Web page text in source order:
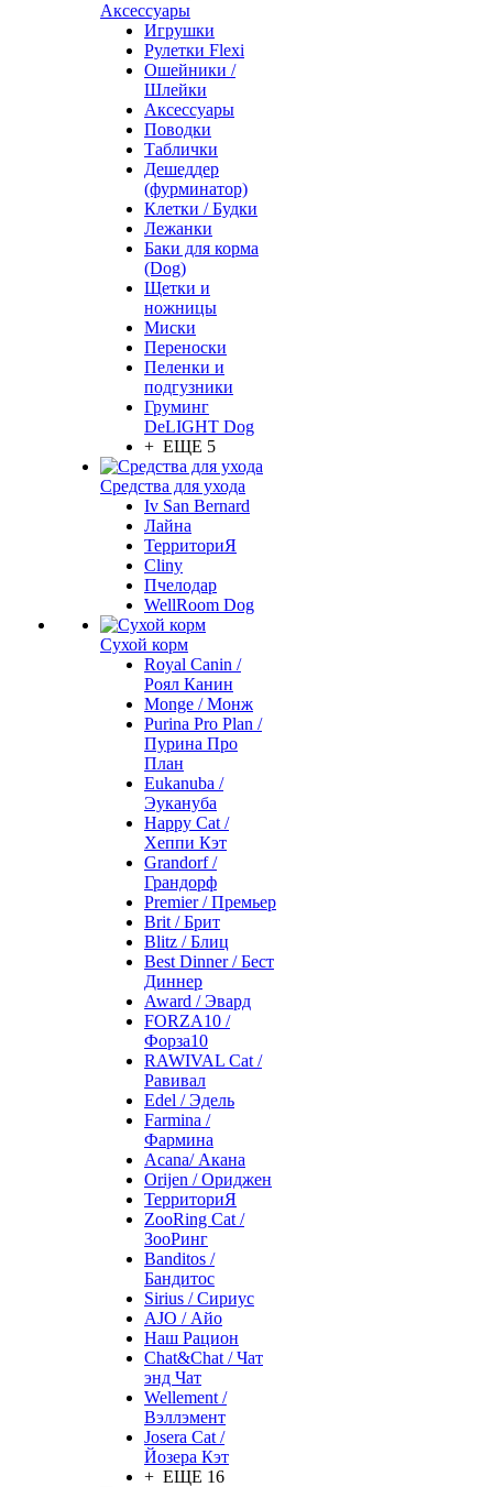
Аксессуары
Игрушки
Рулетки Flexi
Ошейники /
Шлейки
Аксессуары
Поводки
Таблички
Дешеддер
(фурминатор)
Клетки / Будки
Лежанки
Баки для корма
(Dog)
Щетки и
ножницы
Миски
Переноски
Пеленки и
подгузники
Груминг
DeLIGHT Dog
+ ЕЩЕ 5
Средства для ухода
Iv San Bernard
Лайна
ТерриториЯ
Cliny
Пчелодар
WellRoom Dog
Сухой корм
Royal Canin /
Роял Канин
Monge / Монж
Purina Pro Plan /
Пурина Про
План
Eukanuba /
Эукануба
Happy Cat /
Хеппи Кэт
Grandorf /
Грандорф
Premier / Премьер
Brit / Брит
Blitz / Блиц
Best Dinner / Бест
Диннер
Award / Эвард
FORZA10 /
Форза10
RAWIVAL Cat /
Равивал
Edel / Эдель
Farmina /
Фармина
Acana/ Акана
Orijen / Ориджен
ТерриториЯ
ZooRing Cat /
ЗооРинг
Banditos /
Бандитос
Sirius / Сириус
AJO / Айо
Наш Рацион
Chat&Chat / Чат
энд Чат
Wellement /
Вэллэмент
Josera Cat /
Йозера Кэт
+ ЕЩЕ 16